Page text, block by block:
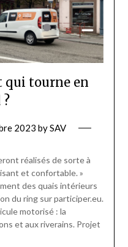
qui tourne en
2023 bySAV
réalisés de sorte à
et confortable. »
des quais intérieurs
du ring sur participer.eu.
motorisé : la
et aux riverains. Projet